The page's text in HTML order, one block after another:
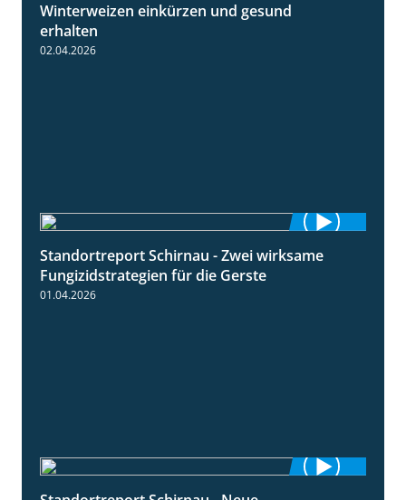
Winterweizen einkürzen und gesund
erhalten
02.04.2026
4:27
Standortreport Schirnau - Zwei wirksame
Fungizidstrategien für die Gerste
01.04.2026